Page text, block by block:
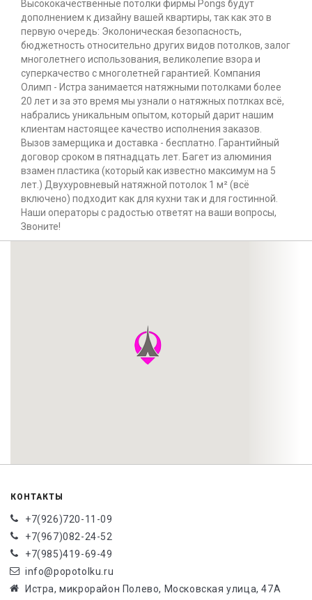
Высококачественные потолки фирмы Pongs будут
дополнением к дизайну вашей квартиры, так как это в
первую очередь: Эколоническая безопасность,
бюджетность относительно других видов потолков, залог
многолетнего использования, великолепие взора и
суперкачество с многолетней гарантией. Компания
Олимп - Истра занимается натяжными потолками более
20 лет и за это время мы узнали о натяжных потлках всё,
набрались уникальным опытом, который дарит нашим
клиентам настоящее качество исполнения заказов.
Вызов замерщика и доставка - бесплатно. Гарантийный
договор сроком в пятнадцать лет. Багет из алюминия
взамен пластика (который как известно максимум на 5
лет.) Двухуровневый натяжной потолок 1 м² (всё
включено) подходит как для кухни так и для гостинной.
Наши операторы с радостью ответят на ваши вопросы,
Звоните!
КОНТАКТЫ
+7(926)720-11-09
+7(967)082-24-52
+7(985)419-69-49
info@popotolku.ru
Истра, микрорайон Полево, Московская улица, 47А